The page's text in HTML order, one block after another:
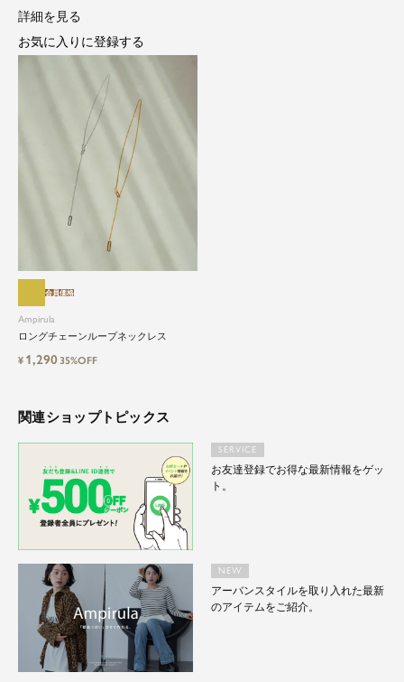
Ampirula（アンピルーラ）は、「今」をまとう、洗
練カジュアル。都会的で自由なムードに、トレン
ドをひとさし。毎日に寄り添うリアルクローズを
手に取りやすい価格で。
等身大の自分でいられる心地よさを大切に、アク
ティブな日常も、おしゃれに自分らしく。
Ampirula
ロングチェーンループネックレス
会員価格
¥ 1,29035%OFF
詳細を見る
お気に入りに登録する
関連ショップトピックス
SERVICE
お友達登録でお得な最新情報をゲッ
ト。
NEW
アーバンスタイルを取り入れた最新
のアイテムをご紹介。